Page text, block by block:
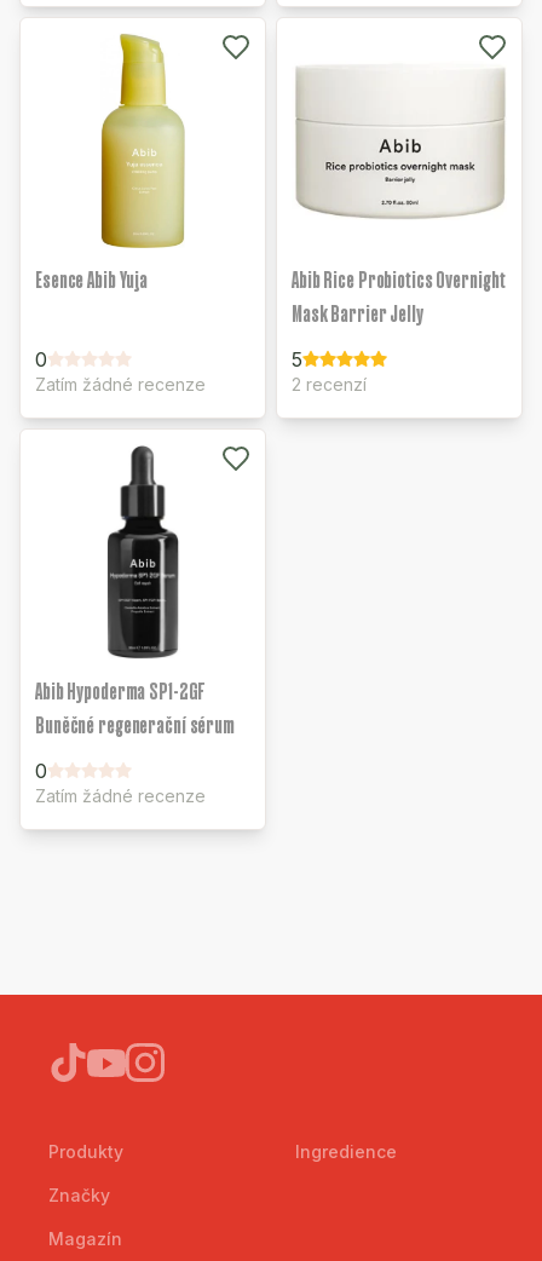
Esence Abib Yuja
0
Zatím žádné recenze
Abib Rice Probiotics Overnight
Mask Barrier Jelly
5
2 recenzí
Abib Hypoderma SP1-2GF
Buněčné regenerační sérum
0
Zatím žádné recenze
Produkty
Značky
Magazín
Ingredience